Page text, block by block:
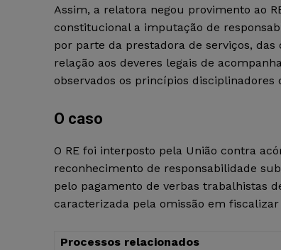
Assim, a relatora negou provimento ao
constitucional a imputação de
por parte da prestadora de serviços,
relação aos deveres legais de
observados os princípios disciplinadores
O caso
O RE foi interposto pela União contra
reconhecimento de responsabilidade
pelo pagamento de verbas trabalhistas
caracterizada pela omissão em
Processos relacionados